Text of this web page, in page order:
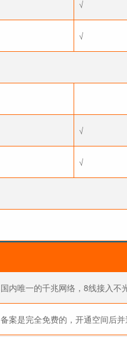
√
√
√
√
国内唯一的千兆网络，8线接入不
备案是完全免费的，开通空间后